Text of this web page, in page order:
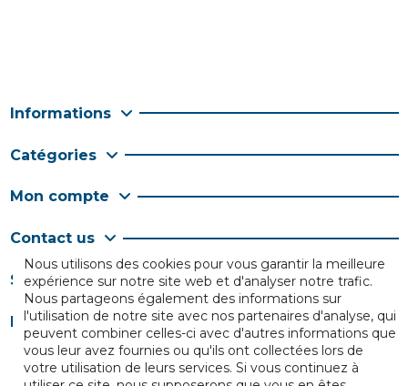
Informations
Catégories
Mon compte
Contact us
Suivez-nous
Newsletter
Nous utilisons des cookies pour vous garantir la meilleure
expérience sur notre site web et d'analyser notre trafic.
Nous partageons également des informations sur
l'utilisation de notre site avec nos partenaires d'analyse, qui
peuvent combiner celles-ci avec d'autres informations que
vous leur avez fournies ou qu'ils ont collectées lors de
votre utilisation de leurs services. Si vous continuez à